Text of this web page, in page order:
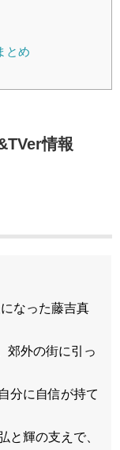
とめ
情報
なった藤吉真
郊外の街に引っ
分に自信が持て
と輝の支えで、